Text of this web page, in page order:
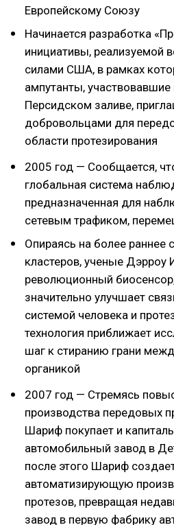
Европейскому Союзу
Начинается разработка
инициативы, реализуемой
силами США, в рамках
ампутанты, участвовавшие
Персидском заливе,
добровольцами для
области протезирования
2005 год — Сообщается,
глобальная система
предназначенная для
сетевым трафиком,
Опираясь на более раннее
кластеров, ученые
революционный
значительно улучшает
системой человека и
технология приближает
шаг к стиранию грани
органикой
2007 год — Стремясь
производства передовых
Шариф покупает и
автомобильный завод в
после этого Шариф
автоматизирующую
протезов, превращая
завод в первую фабрику